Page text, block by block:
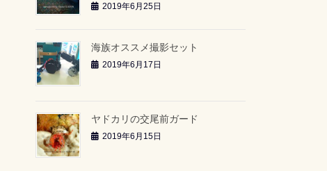
2019年6月25日
海族オススメ撮影セット
2019年6月17日
ヤドカリの交尾前ガード
2019年6月15日